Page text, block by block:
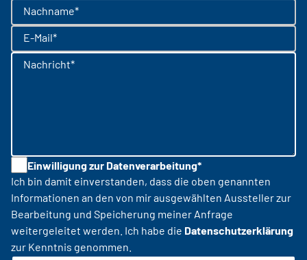
Nachname*
E-Mail*
Nachricht*
Einwilligung zur Datenverarbeitung*
Ich bin damit einverstanden, dass die oben genannten
Informationen an den von mir ausgewählten Aussteller zur
Bearbeitung und Speicherung meiner Anfrage
weitergeleitet werden. Ich habe die Datenschutzerklärung
zur Kenntnis genommen.